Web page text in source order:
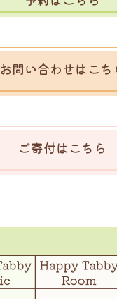
お問い合わせはこち
ご寄付はこちら